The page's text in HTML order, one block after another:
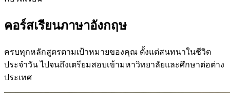
คอร์สเรียนภาษาอังกฤษ
ครบทุกหลักสูตรตามเป้าหมายของคุณ ตั้งแต่สนทนาในชีวิต
ประจำวัน ไปจนถึงเตรียมสอบเข้ามหาวิทยาลัยและศึกษาต่อต่าง
ประเทศ